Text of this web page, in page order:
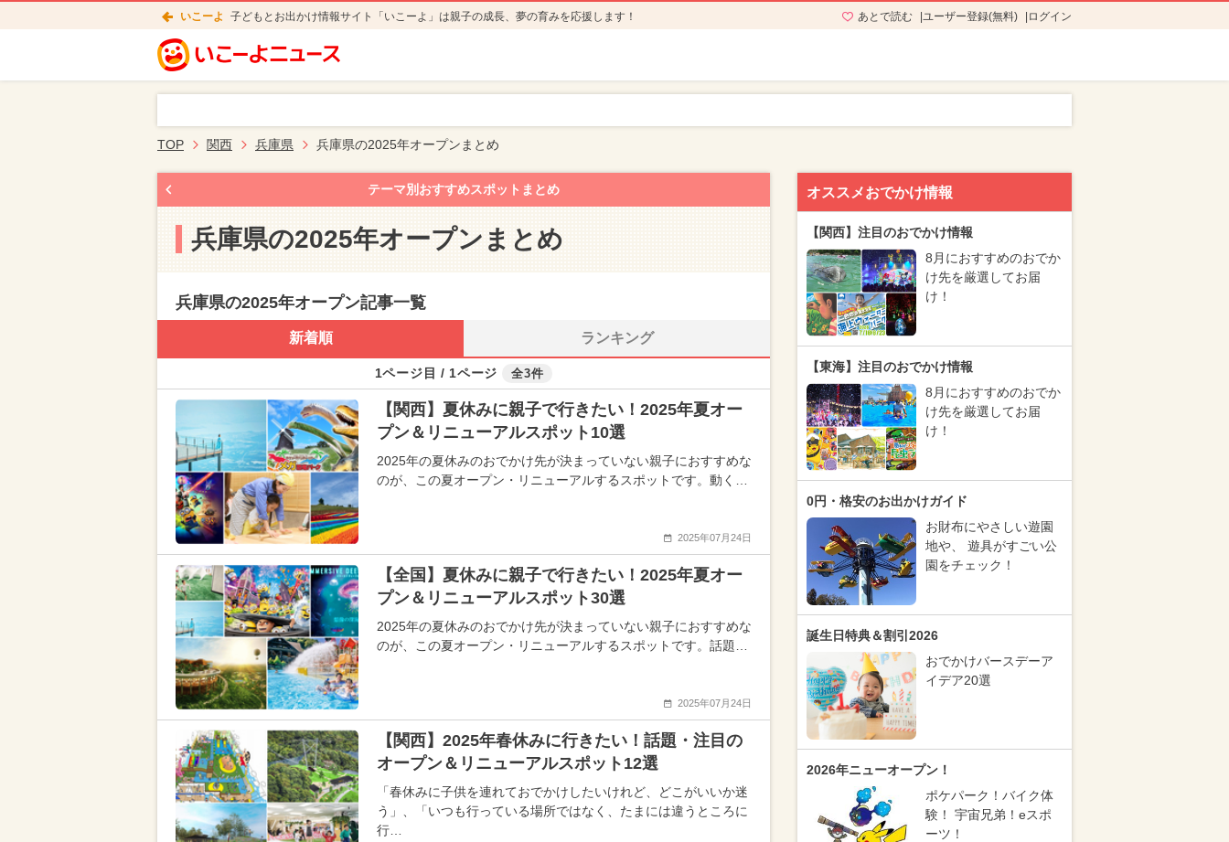
いこーよ 子どもとお出かけ情報サイト「いこーよ」は親子の成長、夢の育みを応援します！ あとで読む ユーザー登録(無料) ログイン
TOP 関西 兵庫県 兵庫県の2025年オープンまとめ
テーマ別おすすめスポットまとめ
兵庫県の2025年オープンまとめ
兵庫県の2025年オープン記事一覧
新着順 ランキング
1ページ目 / 1ページ 全3件
【関西】夏休みに親子で行きたい！2025年夏オー
プン＆リニューアルスポット10選
2025年の夏休みのおでかけ先が決まっていない親子におすすめな
のが、この夏オープン・リニューアルするスポットです。動く…
2025年07月24日
【全国】夏休みに親子で行きたい！2025年夏オー
プン＆リニューアルスポット30選
2025年の夏休みのおでかけ先が決まっていない親子におすすめな
のが、この夏オープン・リニューアルするスポットです。話題…
2025年07月24日
【関西】2025年春休みに行きたい！話題・注目の
オープン＆リニューアルスポット12選
「春休みに子供を連れておでかけしたいけれど、どこがいいか迷
う」、「いつも行っている場所ではなく、たまには違うところに
行…
オススメおでかけ情報
【関西】注目のおでかけ情報
8月におすすめのおでか
け先を厳選してお届
け！
【東海】注目のおでかけ情報
8月におすすめのおでか
け先を厳選してお届
け！
0円・格安のお出かけガイド
お財布にやさしい遊園
地や、 遊具がすごい公
園をチェック！
誕生日特典＆割引2026
おでかけバースデーア
イデア20選
2026年ニューオープン！
ポケパーク！バイク体
験！ 宇宙兄弟！eスポ
ーツ！